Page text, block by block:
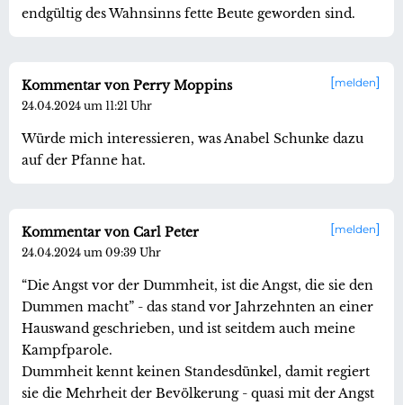
endgültig des Wahnsinns fette Beute geworden sind.
melden
Kommentar von Perry Moppins
24.04.2024 um 11:21 Uhr
Würde mich interessieren, was Anabel Schunke dazu
auf der Pfanne hat.
melden
Kommentar von Carl Peter
24.04.2024 um 09:39 Uhr
“Die Angst vor der Dummheit, ist die Angst, die sie den
Dummen macht” - das stand vor Jahrzehnten an einer
Hauswand geschrieben, und ist seitdem auch meine
Kampfparole.
Dummheit kennt keinen Standesdünkel, damit regiert
sie die Mehrheit der Bevölkerung - quasi mit der Angst